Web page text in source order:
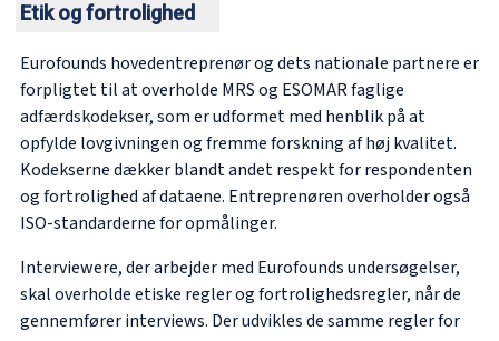
Etik og fortrolighed
Eurofounds hovedentreprenør og dets nationale partnere er
forpligtet til at overholde MRS og ESOMAR faglige
adfærdskodekser, som er udformet med henblik på at
opfylde lovgivningen og fremme forskning af høj kvalitet.
Kodekserne dækker blandt andet respekt for respondenten
og fortrolighed af dataene. Entreprenøren overholder også
ISO-standarderne for opmålinger.
Interviewere, der arbejder med Eurofounds undersøgelser,
skal overholde etiske regler og fortrolighedsregler, når de
gennemfører interviews. Der udvikles de samme regler for